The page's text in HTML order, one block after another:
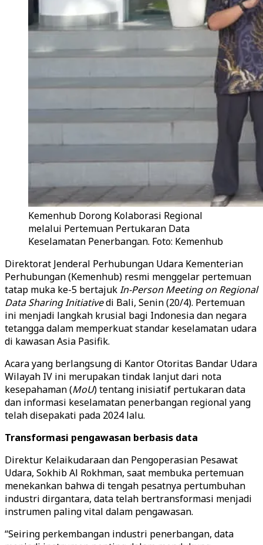
Kemenhub Dorong Kolaborasi Regional
melalui Pertemuan Pertukaran Data
Keselamatan Penerbangan. Foto: Kemenhub
Direktorat Jenderal Perhubungan Udara Kementerian
Perhubungan (Kemenhub) resmi menggelar pertemuan
tatap muka ke-5 bertajukIn-Person Meeting on Regional
Data Sharing Initiativedi Bali, Senin (20/4). Pertemuan
ini menjadi langkah krusial bagi Indonesia dan negara
tetangga dalam memperkuat standar keselamatan udara
di kawasan Asia Pasifik.
Acara yang berlangsung di Kantor Otoritas Bandar Udara
Wilayah IV ini merupakan tindak lanjut dari nota
kesepahaman (MoU) tentang inisiatif pertukaran data
dan informasi keselamatan penerbangan regional yang
telah disepakati pada 2024 lalu.
Transformasi pengawasan berbasis data
Direktur Kelaikudaraan dan Pengoperasian Pesawat
Udara, Sokhib Al Rokhman, saat membuka pertemuan
menekankan bahwa di tengah pesatnya pertumbuhan
industri dirgantara, data telah bertransformasi menjadi
instrumen paling vital dalam pengawasan.
“Seiring perkembangan industri penerbangan, data